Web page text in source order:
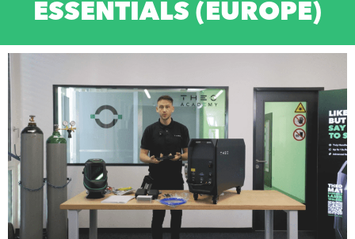
ESSENTIALS (EUROPE)